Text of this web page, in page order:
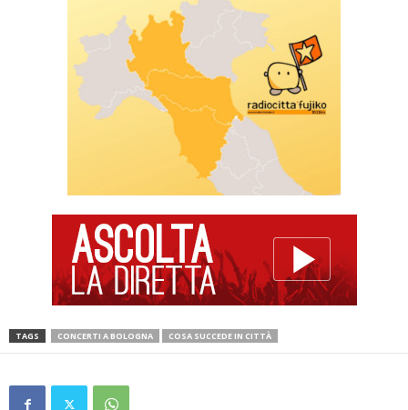
TAGS CONCERTI A BOLOGNA COSA SUCCEDE IN CITTÀ